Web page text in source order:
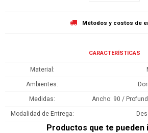
Métodos y costos de
CARACTERÍSTICAS
Material
Ambientes
Medidas Ancho: 90 /
Modalidad de Entrega
Productos que te pueden